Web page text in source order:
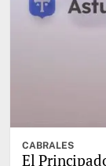
CABRALES
El